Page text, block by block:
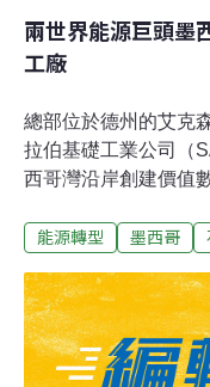
兩世界能源巨頭墨
工廠
總部位於德州的艾克
拉伯基礎工業公司（
西哥灣沿岸創建價值
資源。工廠將分別在
有長達三十多年的合
境內首度合資經營。
主要生產各類化工產
聚、化肥等。沙特政
能源轉型 墨西哥